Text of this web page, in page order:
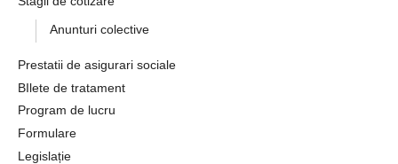
Anunturi colective
Prestatii de asigurari sociale
BIlete de tratament
Program de lucru
Formulare
Legislație